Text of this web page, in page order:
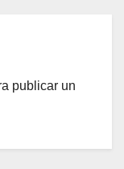
publicar un